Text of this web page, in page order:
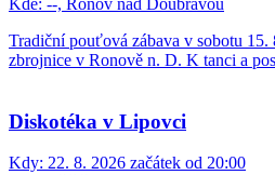
Tradiční pouťová zábava v sobotu 15.
zbrojnice v Ronově n. D. K tanci a
Diskotéka v Lipovci
Kdy: 22. 8. 2026 začátek od 20:00